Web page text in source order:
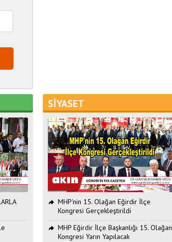
SİYASET
MHP'nin 15. Olağan Eğirdir İlçe
Kongresi Gerçekleştirildi
MHP Eğirdir İlçe Başkanlığı 15. Olağan
Kongresi Yarın Yapılacak